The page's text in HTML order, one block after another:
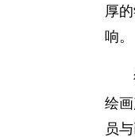
厚
响。
绘
员